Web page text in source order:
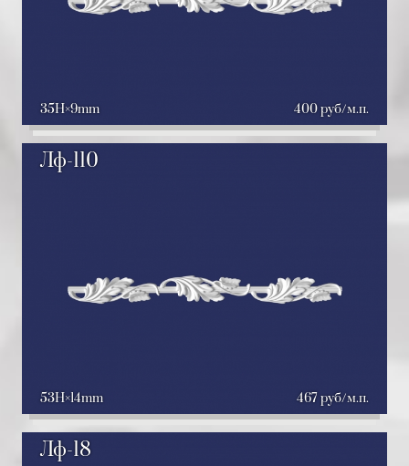
35H 9mm 400 руб/м.п.
Лф-110
53H 14mm 467 руб/м.п.
Лф-18